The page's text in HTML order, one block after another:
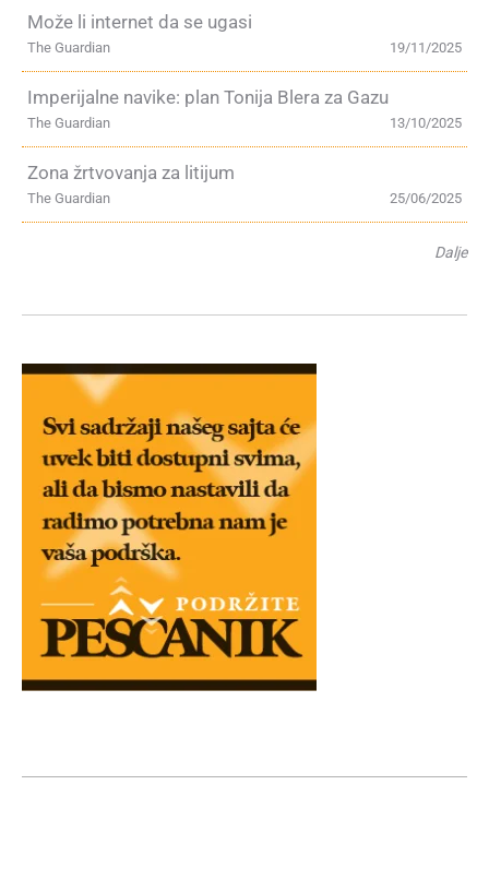
Može li internet da se ugasi
19/11/2025
The Guardian
Imperijalne navike: plan Tonija Blera za Gazu
13/10/2025
The Guardian
Zona žrtvovanja za litijum
25/06/2025
The Guardian
Dalje